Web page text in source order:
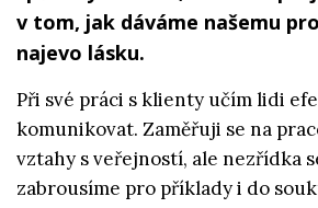
v tom, jak dáváme našemu
najevo lásku.
Při své práci s klienty učím lidi
komunikovat. Zaměřuji se na
vztahy s veřejností, ale nezřídka
zabrousíme pro příklady i do